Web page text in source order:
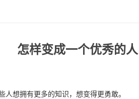
怎样变成一个优秀的人
想拥有更多的知识，想变得更勇敢。